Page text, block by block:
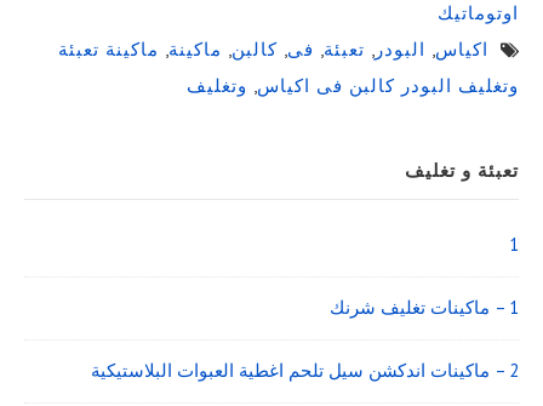
اوتوماتيك
اكياس, البودر , تعبئة, فى, كالبن, ماكينة, ماكينة تعبئة
وتغليف البودر كالبن فى اكياس, وتغليف
Sidebar
Widget
Area
تعبئة و تغليف
1
1 – ماكينات تغليف شرنك
2 – ماكينات اندكشن سيل تلحم اغطية العبوات البلاستيكية